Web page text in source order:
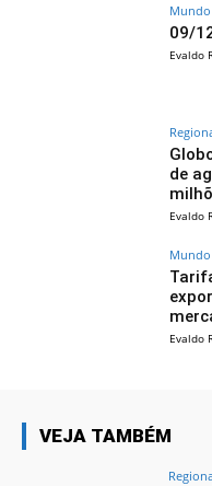
Mundo
09/
Evaldo
de
Evaldo
Mundo
Evaldo
VEJA TAMBÉM